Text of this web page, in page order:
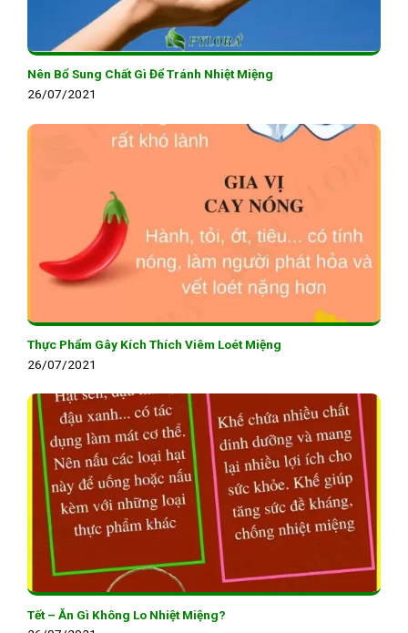
Nên Bổ Sung Chất Gì Để Tránh Nhiệt Miệng
26/07/2021
Thực Phẩm Gây Kích Thích Viêm Loét Miệng
26/07/2021
Tết – Ăn Gì Không Lo Nhiệt Miệng?